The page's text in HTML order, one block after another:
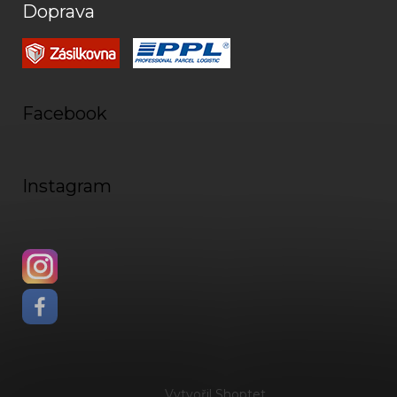
Doprava
Facebook
Instagram